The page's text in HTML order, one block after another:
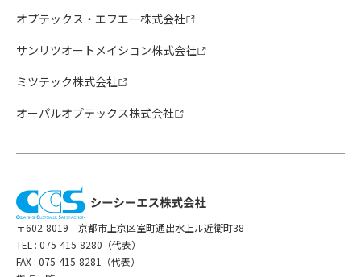
オプテックス・エフエー株式会社
サンリツオートメイション株式会社
ミツテック株式会社
オーパルオプテックス株式会社
〒602-8019 京都市上京区室町通出水上ル近衛町38
TEL : 075-415-8280（代表）
FAX : 075-415-8281（代表）